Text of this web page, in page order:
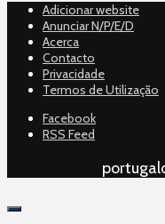
Adicionar website
Anunciar N/P/E/D
Acerca
Contacto
Privacidade
Termos de Utilização
Facebook
RSS Feed